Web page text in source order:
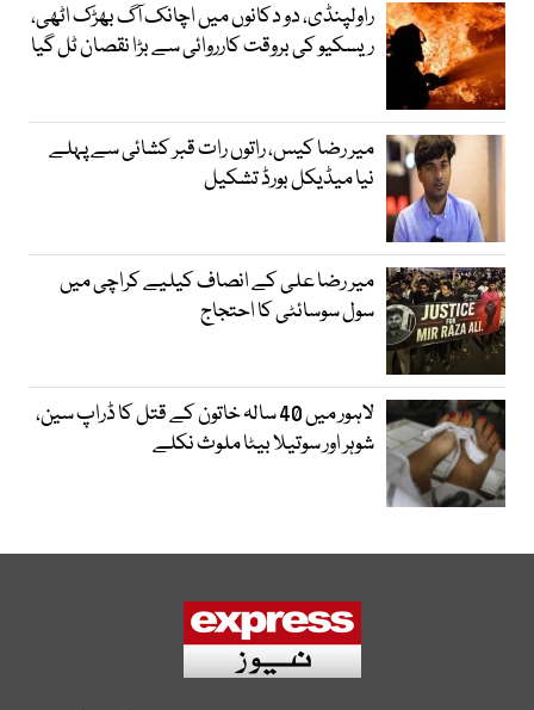
راولپنڈی، دو دکانوں میں اچانک آگ بھڑک اٹھی،
ریسکیو کی بروقت کارروائی سے بڑا نقصان ٹل گیا
میر رضا کیس، راتوں رات قبر کشائی سے پہلے
نیا میڈیکل بورڈ تشکیل
میر رضا علی کے انصاف کیلیے کراچی میں
سول سوسائٹی کا احتجاج
لاہور میں 40 سالہ خاتون کے قتل کا ڈراپ سین،
شوہر اور سوتیلا بیٹا ملوث نکلے